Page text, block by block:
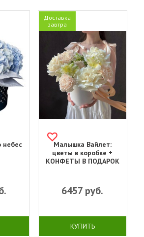
небес
Доставка
завтра
Малышка Вайлет:
цветы в коробке +
КОНФЕТЫ В ПОДАРОК
6457 руб.
КУПИТЬ